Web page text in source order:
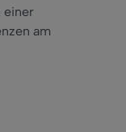
einer
am